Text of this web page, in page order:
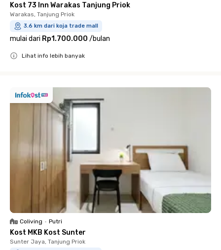
Kost 73 Inn Warakas Tanjung Priok
Warakas, Tanjung Priok
3.6 km dari koja trade mall
mulai dari Rp1.700.000 /bulan
Lihat info lebih banyak
Coliving • Putri
Kost MKB Kost Sunter
Sunter Jaya, Tanjung Priok